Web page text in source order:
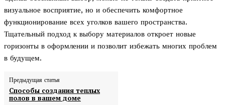
визуальное восприятие, но и обеспечить комфортное
функционирование всех уголков вашего пространства.
Тщательный подход к выбору материалов откроет новые
горизонты в оформлении и позволит избежать многих проблем
в будущем.
Предыдущая статья
Способы создания теплых
полов в вашем доме